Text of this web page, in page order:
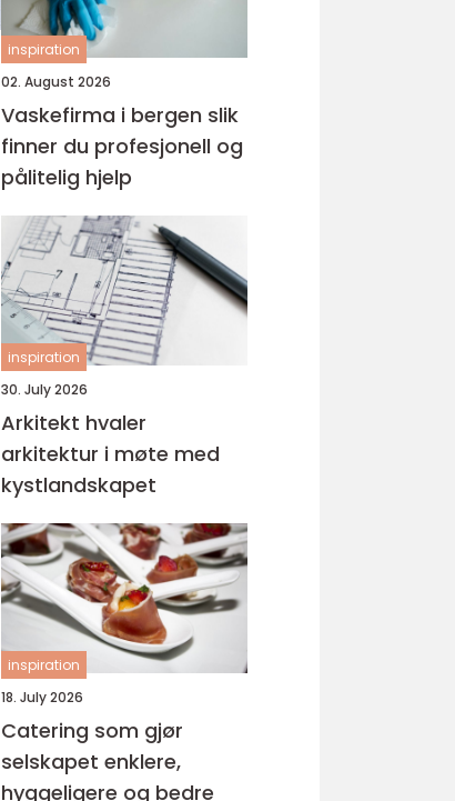
inspiration
02. August 2026
Vaskefirma i bergen slik
finner du profesjonell og
pålitelig hjelp
inspiration
30. July 2026
Arkitekt hvaler
arkitektur i møte med
kystlandskapet
inspiration
18. July 2026
Catering som gjør
selskapet enklere,
hyggeligere og bedre